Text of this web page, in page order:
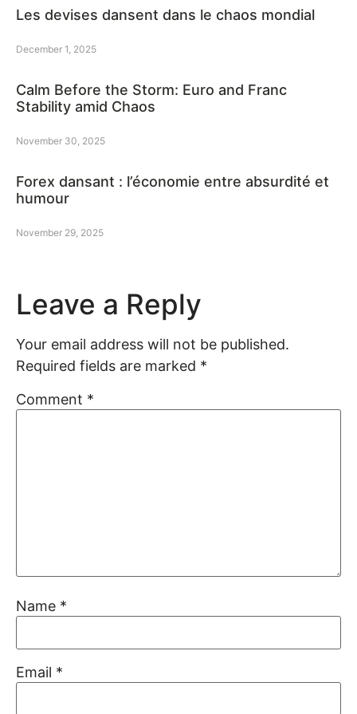
Les devises dansent dans le chaos mondial
December 1, 2025
Calm Before the Storm: Euro and Franc
Stability amid Chaos
November 30, 2025
Forex dansant : l’économie entre absurdité et
humour
November 29, 2025
Leave a Reply
Your email address will not be published.
Required fields are marked *
Comment *
Name *
Email *